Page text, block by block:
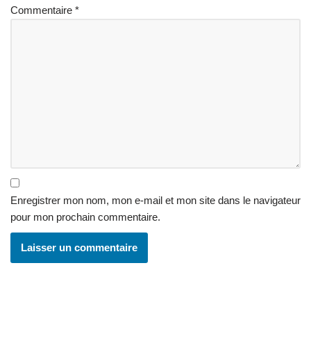
Commentaire *
Enregistrer mon nom, mon e-mail et mon site dans le navigateur
pour mon prochain commentaire.